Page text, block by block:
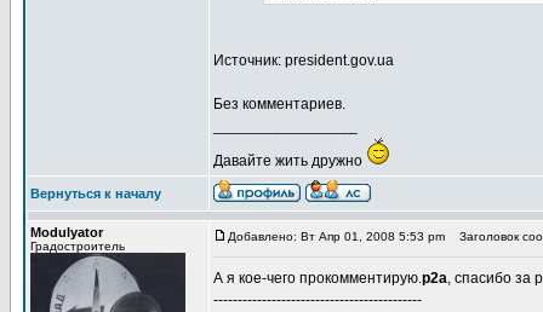
Источник: president.gov.ua
Без комментариев.
Давайте жить дружно
Вернуться к началу
Modulyator
Градостроитель
Добавлено: Вт Апр 01, 2008 5:53 pm Заголовок
А я кое-чего прокомментирую.p2a, спасибо за
-------------------------------------------